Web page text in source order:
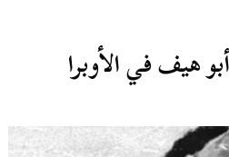
هيف في الأوبرا